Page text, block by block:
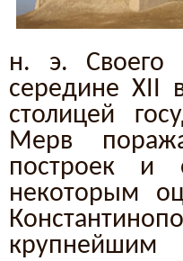
н. э. Своего
середине XII
столицей
Мерв
построек и
некоторым